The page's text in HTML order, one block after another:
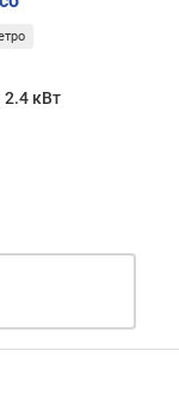
2.4 кВт